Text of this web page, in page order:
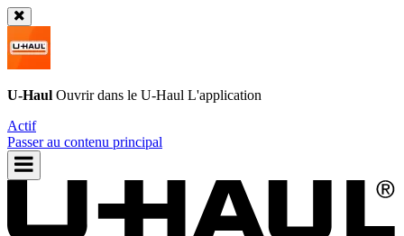
U-Haul Ouvrir dans le U-Haul L'application
Actif
Passer au contenu principal